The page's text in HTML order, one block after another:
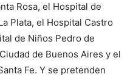
Rosa, el Hospital de
Plata, el Hospital Castro
de Niños Pedro de
de Buenos Aires y el
Fe. Y se pretenden